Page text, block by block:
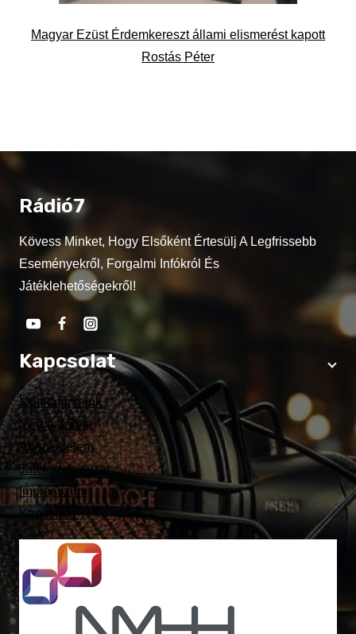
Magyar Ezüst Érdemkereszt állami elismerést kapott
Rostás Péter
Rádió7
Kövess Minket, Hogy Elsőként Értesülj A Legfrissebb
Eseményekről, Forgalmi Infókról És
Játéklehetőségekről!
Kapcsolat
Munkatársaink
Médiaajánlat
Adatvédelem
Játékszabályzat
Impresszum
Kapcsolat